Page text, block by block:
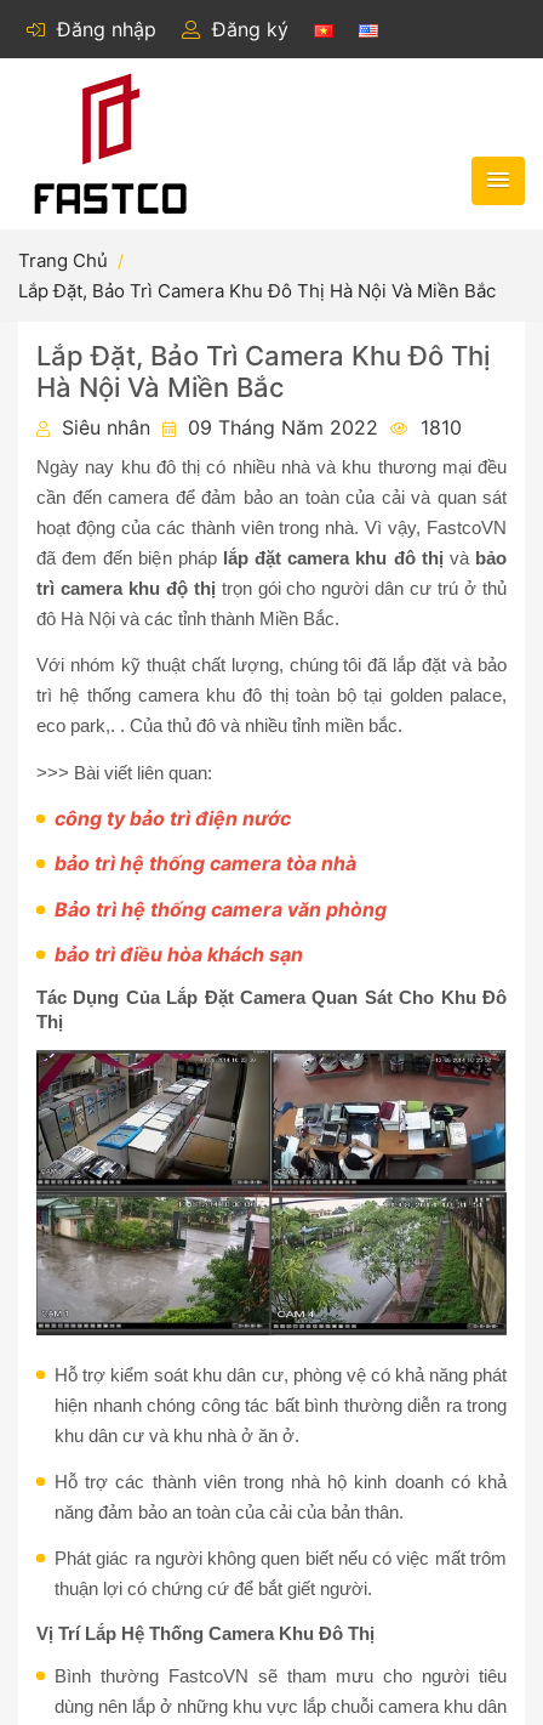
Đăng nhập Đăng ký
Trang Chủ
Lắp Đặt, Bảo Trì Camera Khu Đô Thị Hà Nội Và Miền Bắc
Lắp Đặt, Bảo Trì Camera Khu Đô Thị
Hà Nội Và Miền Bắc
Siêu nhân 09 Tháng Năm 2022 1810
Ngày nay khu đô thị có nhiều nhà và khu thương mại đều
cần đến camera để đảm bảo an toàn của cải và quan sát
hoạt động của các thành viên trong nhà. Vì vậy, FastcoVN
đã đem đến biện pháp lắp đặt camera khu đô thị và bảo
trì camera khu độ thị trọn gói cho người dân cư trú ở thủ
đô Hà Nội và các tỉnh thành Miền Bắc.
Với nhóm kỹ thuật chất lượng, chúng tôi đã lắp đặt và bảo
trì hệ thống camera khu đô thị toàn bộ tại golden palace,
eco park,. . Của thủ đô và nhiều tỉnh miền bắc.
>>> Bài viết liên quan:
công ty bảo trì điện nước
bảo trì hệ thống camera tòa nhà
Bảo trì hệ thống camera văn phòng
bảo trì điều hòa khách sạn
Tác Dụng Của Lắp Đặt Camera Quan Sát Cho Khu Đô
Thị
Hỗ trợ kiểm soát khu dân cư, phòng vệ có khả năng phát
hiện nhanh chóng công tác bất bình thường diễn ra trong
khu dân cư và khu nhà ở ăn ở.
Hỗ trợ các thành viên trong nhà hộ kinh doanh có khả
năng đảm bảo an toàn của cải của bản thân.
Phát giác ra người không quen biết nếu có việc mất trôm
thuận lợi có chứng cứ để bắt giết người.
Vị Trí Lắp Hệ Thống Camera Khu Đô Thị
Bình thường FastcoVN sẽ tham mưu cho người tiêu
dùng nên lắp ở những khu vực lắp chuỗi camera khu dân